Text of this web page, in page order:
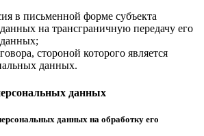
в письменной форме субъекта
на трансграничную передачу его
стороной которого является
данных.
данных
данных на обработку его